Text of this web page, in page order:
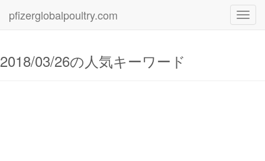
pfizerglobalpoultry.com
2018/03/26の人気キーワード